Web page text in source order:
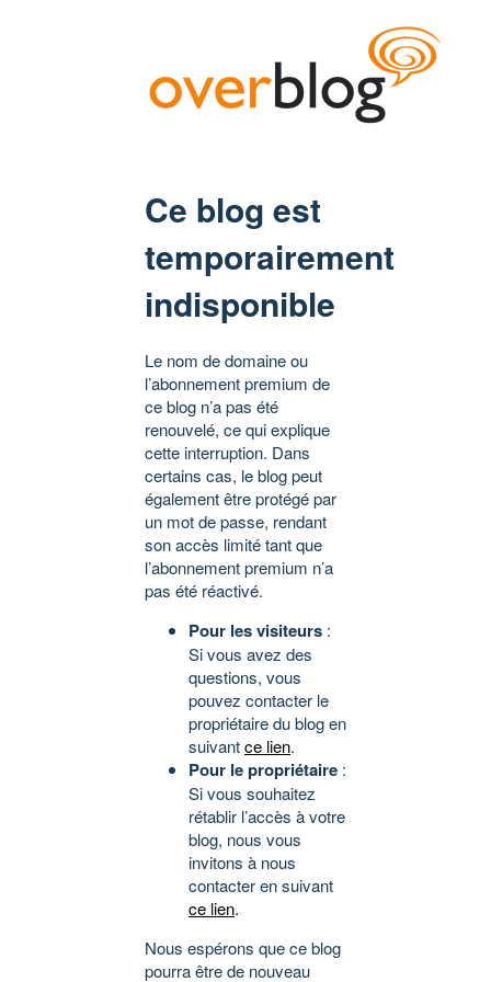
Ce blog est
temporairement
indisponible
Le nom de domaine ou
l’abonnement premium de
ce blog n’a pas été
renouvelé, ce qui explique
cette interruption. Dans
certains cas, le blog peut
également être protégé par
un mot de passe, rendant
son accès limité tant que
l’abonnement premium n’a
pas été réactivé.
Pour les visiteurs :
Si vous avez des
questions, vous
pouvez contacter le
propriétaire du blog en
suivantce lien.
Pour le propriétaire :
Si vous souhaitez
rétablir l’accès à votre
blog, nous vous
invitons à nous
contacter en suivant
ce lien.
Nous espérons que ce blog
pourra être de nouveau